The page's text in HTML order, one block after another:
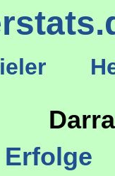
Erfolge